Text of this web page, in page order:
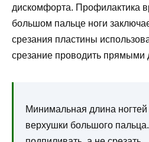
дискомфорта. Профилактика
большом пальце ноги
срезания пластины
срезание проводить прямыми
Минимальная длина ногтей
верхушки большого